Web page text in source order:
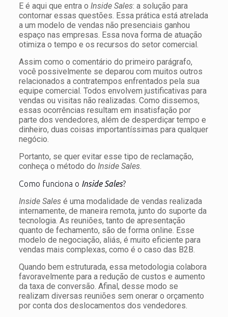
E é aqui que entra o Inside Sales: a solução para
contornar essas questões. Essa prática está atrelada
a um modelo de vendas não presenciais ganhou
espaço nas empresas. Essa nova forma de atuação
otimiza o tempo e os recursos do setor comercial.
Assim como o comentário do primeiro parágrafo,
você possivelmente se deparou com muitos outros
relacionados a contratempos enfrentados pela sua
equipe comercial. Todos envolvem justificativas para
vendas ou visitas não realizadas. Como dissemos,
essas ocorrências resultam em insatisfação por
parte dos vendedores, além de desperdiçar tempo e
dinheiro, duas coisas importantíssimas para qualquer
negócio.
Portanto, se quer evitar esse tipo de reclamação,
conheça o método do Inside Sales.
Como funciona o Inside Sales?
Inside Salesé uma modalidade de vendas realizada
internamente, de maneira remota, junto do suporte da
tecnologia. As reuniões, tanto de apresentação
quanto de fechamento, são de forma online. Esse
modelo de negociação, aliás, é muito eficiente para
vendas mais complexas, como é o caso das B2B.
Quando bem estruturada, essa metodologia colabora
favoravelmente para a redução de custos e aumento
da taxa de conversão. Afinal, desse modo se
realizam diversas reuniões sem onerar o orçamento
por conta dos deslocamentos dos vendedores.